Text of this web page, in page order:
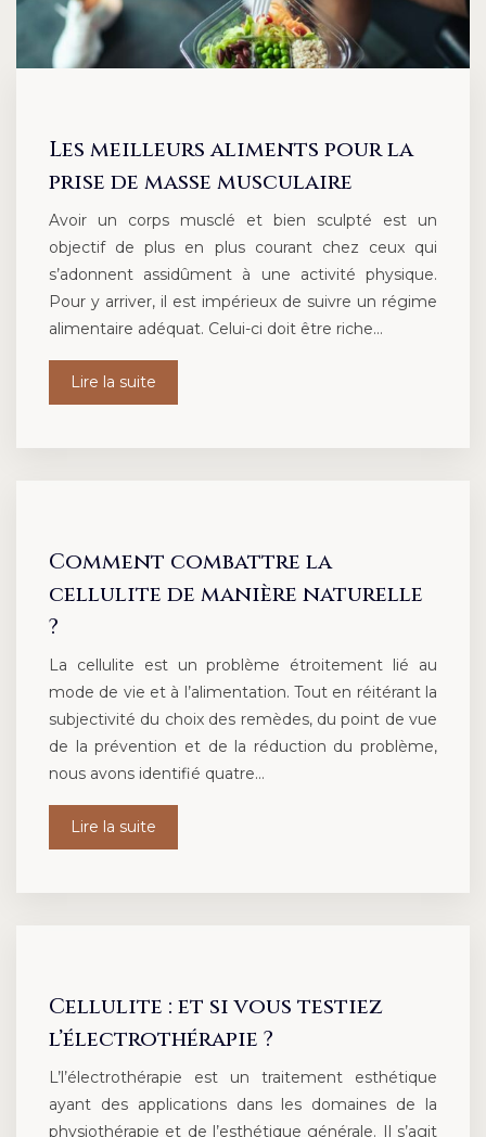
Les meilleurs aliments pour la
prise de masse musculaire
Avoir un corps musclé et bien sculpté est un
objectif de plus en plus courant chez ceux qui
s’adonnent assidûment à une activité physique.
Pour y arriver, il est impérieux de suivre un régime
alimentaire adéquat. Celui-ci doit être riche…
Lire la suite
Comment combattre la
cellulite de manière naturelle
?
La cellulite est un problème étroitement lié au
mode de vie et à l’alimentation. Tout en réitérant la
subjectivité du choix des remèdes, du point de vue
de la prévention et de la réduction du problème,
nous avons identifié quatre…
Lire la suite
Cellulite : et si vous testiez
l’électrothérapie ?
L’l’électrothérapie est un traitement esthétique
ayant des applications dans les domaines de la
physiothérapie et de l’esthétique générale. Il s’agit